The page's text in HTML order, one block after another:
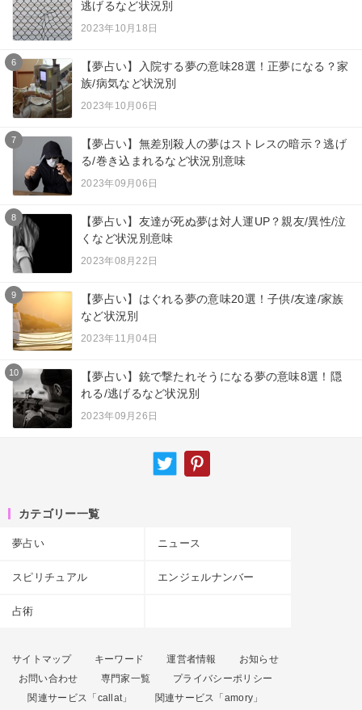
逃げるなど状況別
2023年10月18日
6
【夢占い】入院する夢の意味28選！正夢になる？家
族/病気など状況別
2023年10月06日
7
【夢占い】無差別殺人の夢はストレスの暗示？逃げ
る/巻き込まれるなど状況別意味
2023年09月06日
8
【夢占い】友達が死ぬ夢は対人運UP？親友/異性/泣
くなど状況別意味
2023年08月22日
9
【夢占い】はぐれる夢の意味20選！子供/友達/家族
など状況別
2023年11月04日
10
【夢占い】銃で撃たれそうになる夢の意味8選！隠
れる/逃げるなど状況別
2023年09月26日
カテゴリー一覧
夢占い ニュース
スピリチュアル エンジェルナンバー
占術
サイトマップ キーワード 運営者情報
お知らせ
お問い合わせ
専門家一覧
プライバシーポリシー
関連サービス「callat」
関連サービス「amory」